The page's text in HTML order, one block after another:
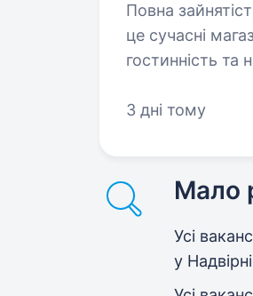
Повна зайнятість.
це сучасні
гостинність та
які…
3 дні тому
Мало
Усі
у